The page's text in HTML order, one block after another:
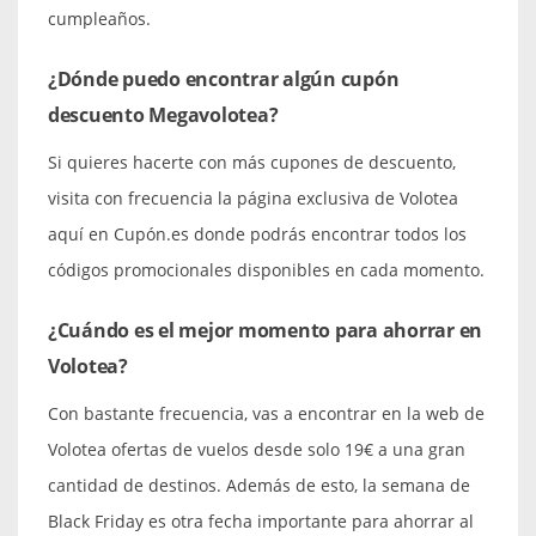
cumpleaños.
¿Dónde puedo encontrar algún cupón
descuento Megavolotea?
Si quieres hacerte con más cupones de descuento,
visita con frecuencia la página exclusiva de Volotea
aquí en Cupón.es donde podrás encontrar todos los
códigos promocionales disponibles en cada momento.
¿Cuándo es el mejor momento para ahorrar en
Volotea?
Con bastante frecuencia, vas a encontrar en la web de
Volotea ofertas de vuelos desde solo 19€ a una gran
cantidad de destinos. Además de esto, la semana de
Black Friday es otra fecha importante para ahorrar al